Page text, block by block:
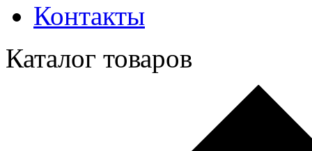
Контакты
Каталог товаров